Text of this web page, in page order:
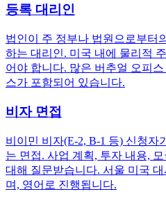
등록 대리인
법인이 주 정부나 법원으로부터
하는 대리인. 미국 내에 물리적
어야 합니다. 많은 버추얼 오피
스가 포함되어 있습니다.
비자 면접
비이민 비자(E-2, B-1 등) 신청자
는 면접. 사업 계획, 투자 내용,
대해 질문받습니다. 서울 미국 대
며, 영어로 진행됩니다.